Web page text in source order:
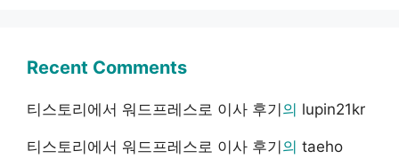
Recent Comments
티스토리에서 워드프레스로 이사 후기 의 lupin21kr
티스토리에서 워드프레스로 이사 후기 의 taeho